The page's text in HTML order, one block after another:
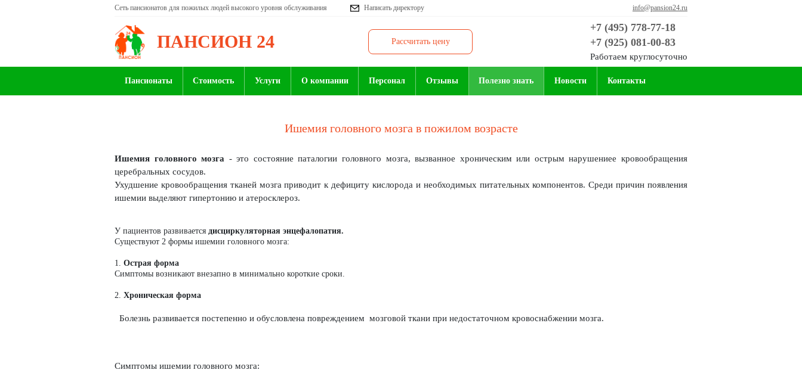
Сеть пансионатов для пожилых людей высокого уровня обслуживания Написать директору info@pansion24.ru
ПАНСИОН 24 Рассчитать цену
+7 (495) 778-77-18
+7 (925) 081-00-83
Работаем круглосуточно
Пансионаты Стоимость Услуги О компании Персонал Отзывы Полезно знать Новости Контакты
Ишемия головного мозга в пожилом возрасте
Ишемия головного мозга - это состояние паталогии головного мозга, вызванное хроническим или острым нарушениее кровообращения
церебральных сосудов.
Ухудшение кровообращения тканей мозга приводит к дефициту кислорода и необходимых питательных компонентов. Среди причин появления
ишемии выделяют гипертонию и атеросклероз.
У пациентов развивается дисциркуляторная энцефалопатия.
Существуют 2 формы ишемии головного мозга:
1. Острая форма
Симптомы возникают внезапно в минимально короткие сроки.
2. Хроническая форма
Болезнь развивается постепенно и обусловлена повреждением мозговой ткани при недостаточном кровоснабжении мозга.
Симптомы ишемии головного мозга: